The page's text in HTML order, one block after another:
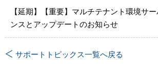
【延期】【重要】マルチテナント環境サ
ンスとアップデートのお知らせ
サポートトピックス一覧へ戻る